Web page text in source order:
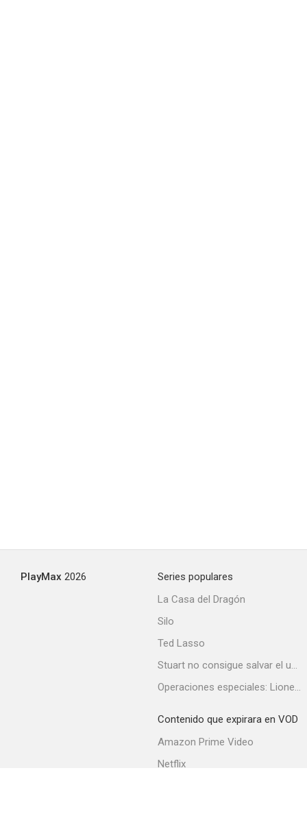
PlayMax 2026
Series populares
La Casa del Dragón
Silo
Ted Lasso
Stuart no consigue salvar el universo
Operaciones especiales: Lioness
Contenido que expirara en VOD
Amazon Prime Video
Netflix